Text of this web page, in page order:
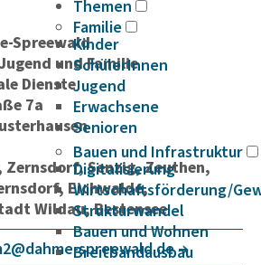
Themen
Familie
Kinder
SchülerInnen
Jugend
Erwachsene
Senioren
Bauen und Infrastruktur
Digitalisierung
Wirtschaftsförderung/
Strukturwandel
Bauen und Wohnen
Breitbandausbau
Spreewald
und Familie
Dienste
7a
Zernsdorf, Senzig, Zeuthen,
Eichwalde,
Wildau, Bestensee
spree­wald.de